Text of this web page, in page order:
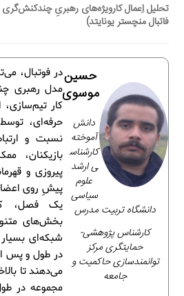
تحلیل اِعمال کارویژه‌های رهبریِ چندکنش‌گری
فاتبال منچستر یونایتد)
در فوتبال،
مدل رهبری
کار
حرفه‌ای،
نسبت و
بازیکنان،
پیروزی و
پیشِ روی
یک فصل،
بخش‌های
شبکه‌ای
در طول و پس از
می‌دهند تا
مجموعه در
حسین
موسوی
دانش
آموخته
کارشناس
ی ارشد
علوم
سیاسی
دانشگاه تربیت مدرس
کارشناس پژوهشی-
حمایتگری مرکز
توانمندسازی حاکمیت و
جامعه